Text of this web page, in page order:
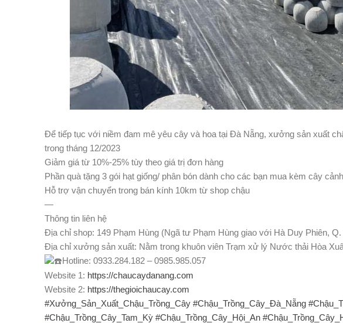
Để tiếp tục với niềm đam mê yêu cây và hoa tại Đà Nẵng, xưởng sản xuất
trong tháng 12/2023
Giảm giá từ 10%-25% tùy theo giá trị đơn hàng
Phần quà tặng 3 gói hạt giống/ phân bón dành cho các bạn mua kèm cây cảnh
Hỗ trợ vận chuyển trong bán kính 10km từ shop chậu
—
Thông tin liên hệ
Địa chỉ shop: 149 Phạm Hùng (Ngã tư Phạm Hùng giao với Hà Duy Phiên,
Địa chỉ xưởng sản xuất: Nằm trong khuôn viên Trạm xử lý Nước thải Hòa
Hotline: 0933.284.182 – 0985.985.057
Website 1: https://chaucaydanang.com
Website 2: https://thegioichaucay.com
#Xưởng_Sản_Xuất_Chậu_Trồng_Cây #Chậu_Trồng_Cây_Đà_Nẵng
#Chậu_Trồng_Cây_Tam_Kỳ #Chậu_Trồng_Cây_Hội_An